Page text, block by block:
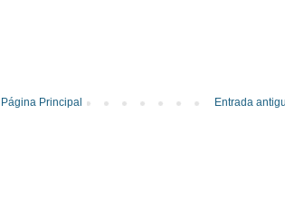
Entrada
Página Principal